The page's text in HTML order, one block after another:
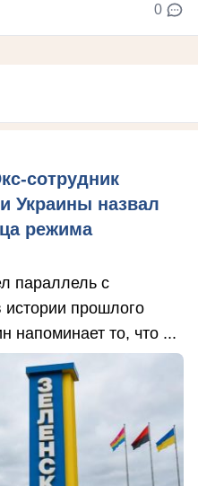
0
сотрудник
Украины назвал
режима
параллель с
истории прошлого
напоминает то, что ...